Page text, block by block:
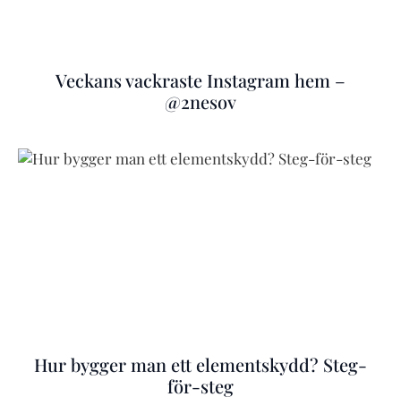
Veckans vackraste Instagram hem –
@2nesov
Hur bygger man ett elementskydd? Steg-
för-steg